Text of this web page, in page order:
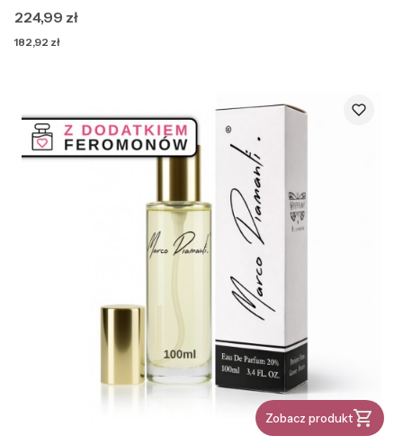
Cena
224,99 zł
Cena
182,92 zł
Zobacz produkt